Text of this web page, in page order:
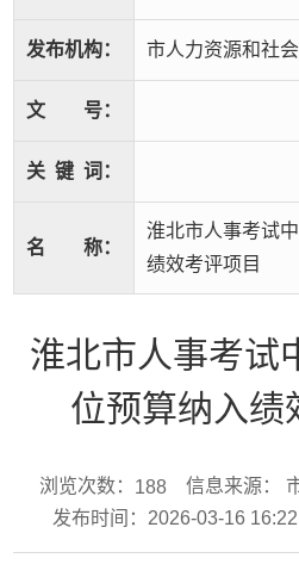
发布机构： 市人力资源和社
文 号：
关 键 词：
名 称：
淮北市人事考试
绩效考评项目
淮北市人事考试
位预算纳入绩
浏览次数： 188
信息来源：
发布时间：2026-03-16 16:22